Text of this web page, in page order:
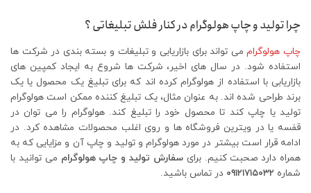
چرا تولید و چاپ هولوگرام در کنار فلش تبلیغاتی ؟
چاپ هولوگراممی تواند برای بازاریابی و تبلیغات و بسته بندی در شرکت ها
استفاده شود. در سال های اخیر، شرکت ها شروع به ایجاد کمپین های
بازاریابی با استفاده از هولوگرام کرده اند که برای تبلیغ یک محصول یا یک
برند طراحی شده اند. به عنوان مثال، یک تبلیغ کننده ممکن است هولوگرام
تولید یا چاپ کند تا محصول خود را تبلیغ کند. هولوگرام را می توان در
قفسه یا در ویترین فروشگاه ها و روی اغلب محصولات مشاهده کرد. در
ادامه قرار است بیشتر در مورد هولوگرام و تولید و چاپ آن و مزایایی که به
همراه دارد صحبت کنیم. برایسفارش تولید و چاپ هولوگرام می توانید با
شماره ۰۹۱۲۱۷۱۵۰۳۲ در تماس باشید.